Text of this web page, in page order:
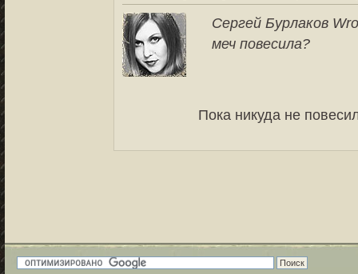
Сергей Бурлаков
меч повесила?
Пока никуда не